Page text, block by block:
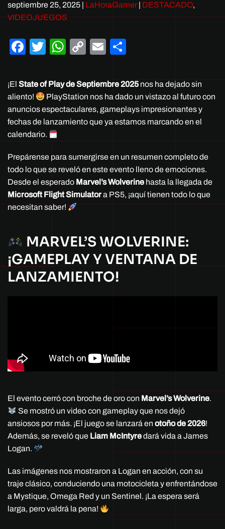
septiembre 25, 2025 | LaHoraGamer | DESTACADO,
VIDEOJUEGOS
Facebook
TwitterWhatsApp
CopyEmail
¡El State of Play de Septiembre 2025 nos ha dejado sin
aliento!
PlayStation nos ha dado un vistazo al futuro con
anuncios espectaculares, gameplays impresionantes y
fechas de lanzamiento que ya estamos marcando en el
calendario.
Prepárense para sumergirse en un resumen completo de
todo lo que se reveló en este evento lleno de emociones.
Desde el esperado Marvel’s Wolverine hasta la llegada de
Microsoft Flight Simulatora PS5, ¡aquí tienen todo lo que
necesitan saber!
MARVEL’S WOLVERINE:
¡GAMEPLAY Y VENTANA DE
LANZAMIENTO!
El evento cerró con broche de oro con Marvel’s Wolverine.
Se mostró un video con gameplay que nos dejó
ansiosos por más. ¡El juego se lanzará en otoño de 2026!
Además, se reveló que Liam McIntyredará vida a James
Logan.
Las imágenes nos mostraron a Logan en acción, con su
traje clásico, conduciendo una motocicleta y enfrentándose
a Mystique, Omega Red y un Sentinel. ¡La espera será
larga, pero valdrá la pena!